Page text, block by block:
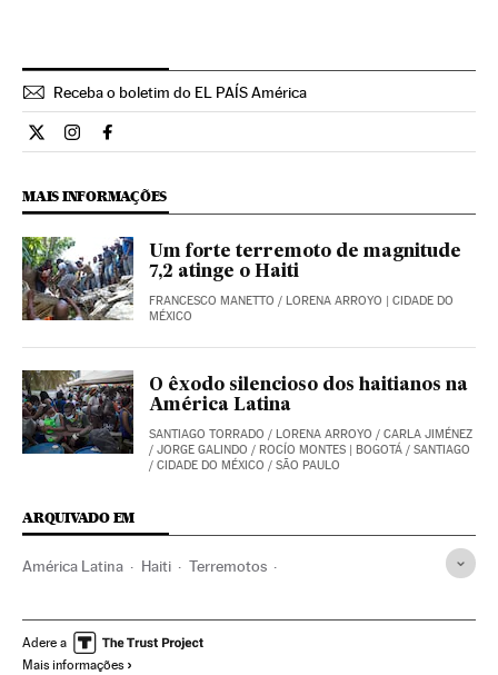
Receba o boletim do EL PAÍS América
Internacional El País Brasil en Twitter
Internacional El País Brasil en Instagram
Internacional El País Brasil en Facebook
MAIS INFORMAÇÕES
Um forte terremoto de magnitude
7,2 atinge o Haiti
FRANCESCO MANETTO / LORENA ARROYO | CIDADE DO
MÉXICO
O êxodo silencioso dos haitianos na
América Latina
SANTIAGO TORRADO / LORENA ARROYO / CARLA JIMÉNEZ
/ JORGE GALINDO / ROCÍO MONTES | BOGOTÁ / SANTIAGO
/ CIDADE DO MÉXICO / SÃO PAULO
ARQUIVADO EM
América Latina Haiti Terremotos
Adere a
Mais informações